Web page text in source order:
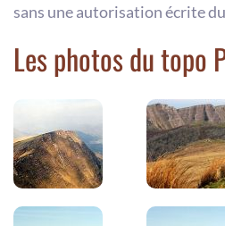
sans une autorisation écrite
Les photos du topo